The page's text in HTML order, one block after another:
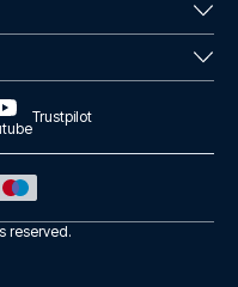
Trustpilot
reserved.